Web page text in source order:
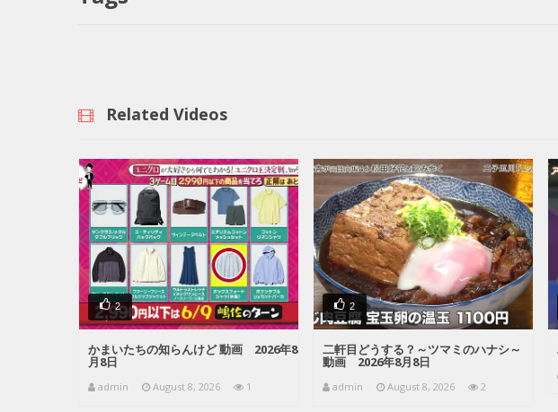
Related Videos
2
かまいたちの知らんけど 動画 2026年8
月8日
admin August 8, 2026 1
2
二軒目どうする？～ツマミのハナシ～
動画 2026年8月8日
admin August 8, 2026 2